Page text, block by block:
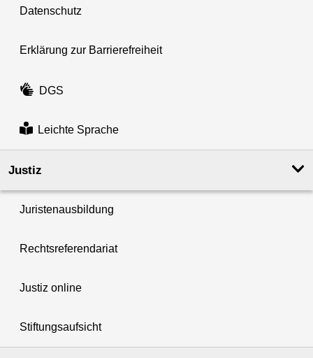
Datenschutz
Erklärung zur Barrierefreiheit
DGS
Leichte Sprache
Justiz
Juristenausbildung
Rechtsreferendariat
Justiz online
Stiftungsaufsicht